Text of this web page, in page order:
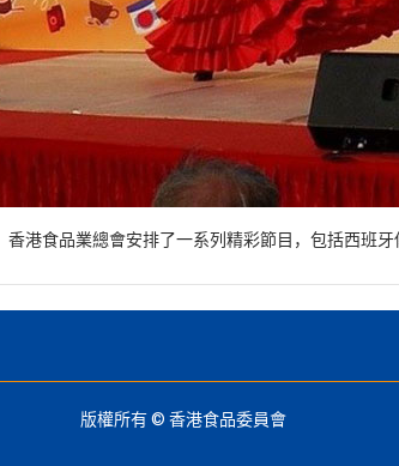
香港食品業總會安排了一系列精彩節目，包括西班
版權所有 © 香港食品委員會